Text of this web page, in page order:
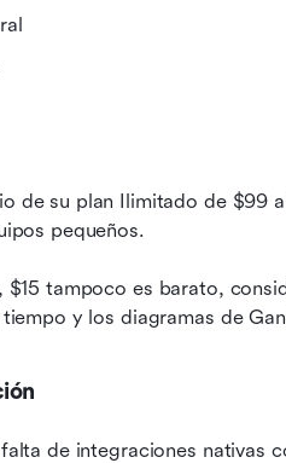
de su plan Ilimitado de $99
pequeños.
$15 tampoco es barato,
y los diagramas de
de integraciones nativas